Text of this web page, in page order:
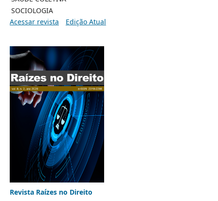
SOCIOLOGIA
Acessar revista
Edição Atual
Revista Raízes no Direito